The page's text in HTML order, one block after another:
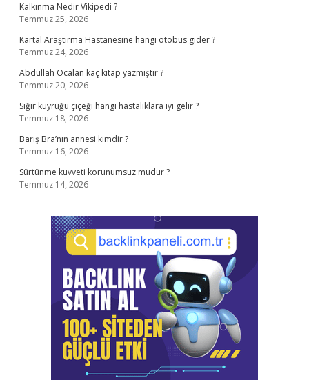
Kalkınma Nedir Vikipedi ?
Temmuz 25, 2026
Kartal Araştırma Hastanesine hangi otobüs gider ?
Temmuz 24, 2026
Abdullah Öcalan kaç kitap yazmıştır ?
Temmuz 20, 2026
Sığır kuyruğu çiçeği hangi hastalıklara iyi gelir ?
Temmuz 18, 2026
Barış Bra’nın annesi kimdir ?
Temmuz 16, 2026
Sürtünme kuvveti korunumsuz mudur ?
Temmuz 14, 2026